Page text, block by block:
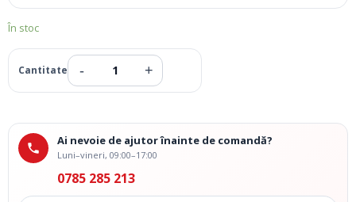
În stoc
Ai nevoie de ajutor înainte de comandă?
Luni–vineri, 09:00–17:00
0785 285 213